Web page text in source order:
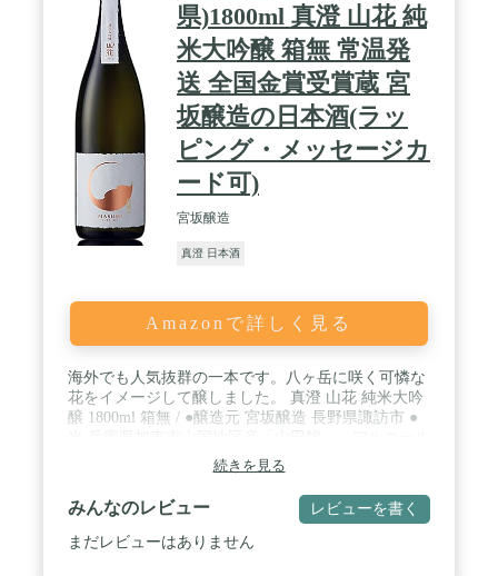
県)1800ml 真澄 山花 純
米大吟醸 箱無 常温発
送 全国金賞受賞蔵 宮
坂醸造の日本酒(ラッ
ピング・メッセージカ
ード可)
宮坂醸造
真澄 日本酒
Amazonで詳しく見る
海外でも人気抜群の一本です。八ヶ岳に咲く可憐な
花をイメージして醸しました。 真澄 山花 純米大吟
醸 1800ml 箱無 / ●醸造元 宮坂醸造 長野県諏訪市 ●
分15度・精米歩合 45％・飲み方 冷酒・保存方法 冷
暗所 / ●瑞々しい芳香と軽快でなめらかな味わい。
海老やわかさぎのフライ、白身魚のカルパッチョ、
サラダやマリネに。 ※ギフト包装希望時は無地簡易
箱となります。
続きを見る
みんなのレビュー レビューを書く
まだレビューはありません